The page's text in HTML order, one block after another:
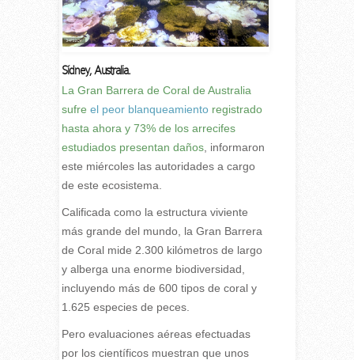
Sídney, Australia.
L a Gran Barrera de Coral de Australia
sufre el peor blanqueamientoregistrado
hasta ahora y 73% de los arrecifes
estudiados presentan daños, informaron
este miércoles las autoridades a cargo
de este ecosistema.
Calificada como la estructura viviente
más grande del mundo, la Gran Barrera
de Coral mide 2.300 kilómetros de largo
y alberga una enorme biodiversidad,
incluyendo más de 600 tipos de coral y
1.625 especies de peces.
Pero evaluaciones aéreas efectuadas
por los científicos muestran que unos